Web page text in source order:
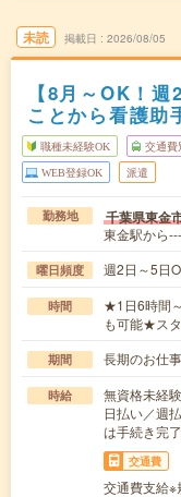
未読 掲載日 2026/08/05
【8月～OK！
ことから看護助
職種未経験OK 交通費
WEB登録OK 派遣
勤務地 千葉県東金
東金駅から
曜日頻度 週2日～5日
時間
★1日6時間
も可能★ス
期間 長期のお仕
時給
無資格未経
日払い／週
は手続き完
交通費
交通費支給※